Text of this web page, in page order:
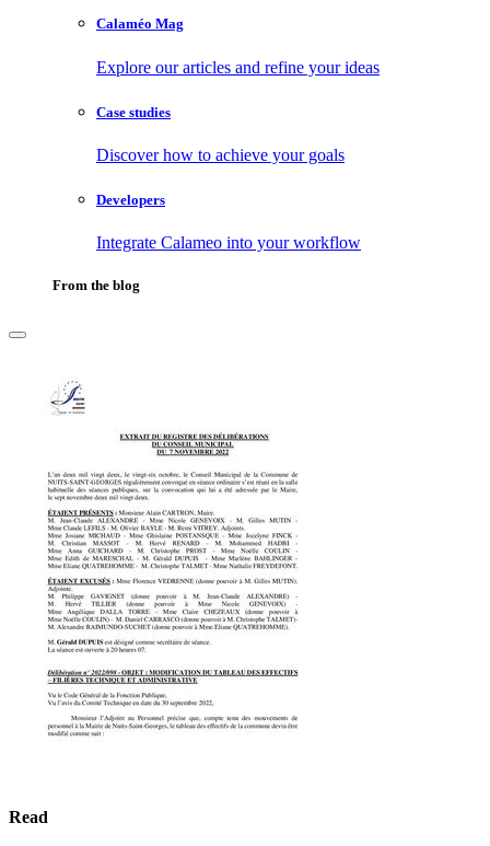
Calaméo Mag
Explore our articles and refine your ideas
Case studies
Discover how to achieve your goals
Developers
Integrate Calameo into your workflow
From the blog
Read